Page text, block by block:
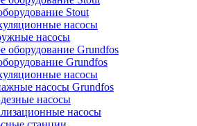
Stout
насосы
насосы
Grundfos
насосы
насосы Grundfos
насосы
насосы